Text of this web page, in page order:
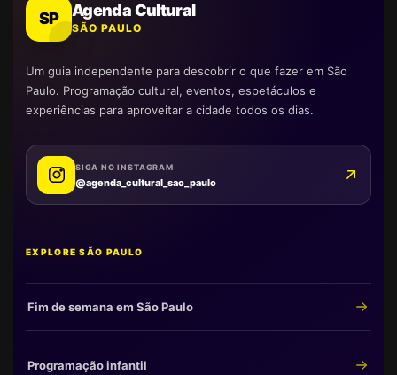
SP Agenda Cultural
SÃO PAULO
Um guia independente para descobrir o que fazer em São
Paulo. Programação cultural, eventos, espetáculos e
experiências para aproveitar a cidade todos os dias.
SIGA NO INSTAGRAM
@agenda_cultural_sao_paulo
EXPLORE SÃO PAULO
Fim de semana em São Paulo
Programação infantil